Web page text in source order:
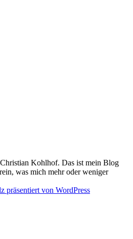
Kohlhof. Das ist mein Blog
was mich mehr oder weniger
präsentiert von WordPress